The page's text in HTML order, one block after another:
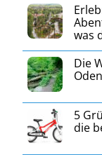
was
Die
5
die